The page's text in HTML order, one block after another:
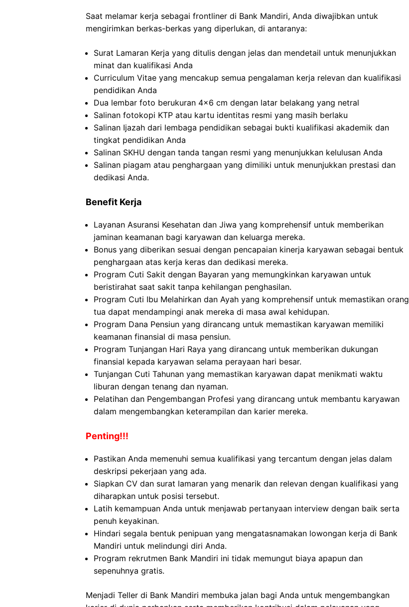
Saat melamar kerja sebagai frontliner di Bank Mandiri, Anda diwajibkan untuk
mengirimkan berkas-berkas yang diperlukan, di antaranya:
Surat Lamaran Kerja yang ditulis dengan jelas dan mendetail untuk menunjukkan
minat dan kualifikasi Anda
Curriculum Vitae yang mencakup semua pengalaman kerja relevan dan kualifikasi
pendidikan Anda
Dua lembar foto berukuran 4×6 cm dengan latar belakang yang netral
Salinan fotokopi KTP atau kartu identitas resmi yang masih berlaku
Salinan Ijazah dari lembaga pendidikan sebagai bukti kualifikasi akademik dan
tingkat pendidikan Anda
Salinan SKHU dengan tanda tangan resmi yang menunjukkan kelulusan Anda
Salinan piagam atau penghargaan yang dimiliki untuk menunjukkan prestasi dan
dedikasi Anda.
Benefit Kerja
Layanan Asuransi Kesehatan dan Jiwa yang komprehensif untuk memberikan
jaminan keamanan bagi karyawan dan keluarga mereka.
Bonus yang diberikan sesuai dengan pencapaian kinerja karyawan sebagai bentuk
penghargaan atas kerja keras dan dedikasi mereka.
Program Cuti Sakit dengan Bayaran yang memungkinkan karyawan untuk
beristirahat saat sakit tanpa kehilangan penghasilan.
Program Cuti Ibu Melahirkan dan Ayah yang komprehensif untuk memastikan orang
tua dapat mendampingi anak mereka di masa awal kehidupan.
Program Dana Pensiun yang dirancang untuk memastikan karyawan memiliki
keamanan finansial di masa pensiun.
Program Tunjangan Hari Raya yang dirancang untuk memberikan dukungan
finansial kepada karyawan selama perayaan hari besar.
Tunjangan Cuti Tahunan yang memastikan karyawan dapat menikmati waktu
liburan dengan tenang dan nyaman.
Pelatihan dan Pengembangan Profesi yang dirancang untuk membantu karyawan
dalam mengembangkan keterampilan dan karier mereka.
Penting!!!
Pastikan Anda memenuhi semua kualifikasi yang tercantum dengan jelas dalam
deskripsi pekerjaan yang ada.
Siapkan CV dan surat lamaran yang menarik dan relevan dengan kualifikasi yang
diharapkan untuk posisi tersebut.
Latih kemampuan Anda untuk menjawab pertanyaan interview dengan baik serta
penuh keyakinan.
Hindari segala bentuk penipuan yang mengatasnamakan lowongan kerja di Bank
Mandiri untuk melindungi diri Anda.
Program rekrutmen Bank Mandiri ini tidak memungut biaya apapun dan
sepenuhnya gratis.
Menjadi Teller di Bank Mandiri membuka jalan bagi Anda untuk mengembangkan